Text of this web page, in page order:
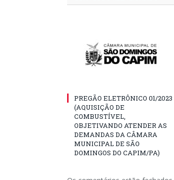
PREGÃO ELETRÔNICO 01/2023
(AQUISIÇÃO DE
COMBUSTÍVEL,
OBJETIVANDO ATENDER AS
DEMANDAS DA CÂMARA
MUNICIPAL DE SÃO
DOMINGOS DO CAPIM/PA)